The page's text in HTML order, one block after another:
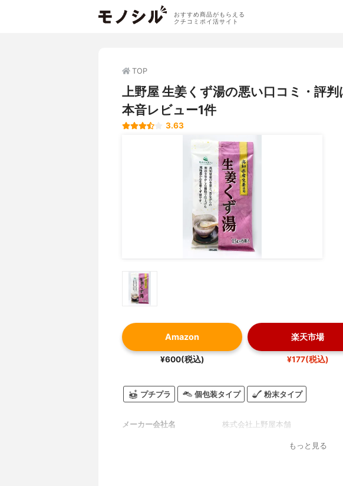
おすすめ商品がもらえる
クチコミポイ活サイト
TOP
上野屋 生姜くず湯の悪い口コミ・評
本音レビュー1件
3.63
Amazon
¥600(税込)
楽天市場
¥177(税込)
プチプラ 個包装タイプ 粉末タイプ
メーカー会社名 株式会社上野屋本舗
もっと見る